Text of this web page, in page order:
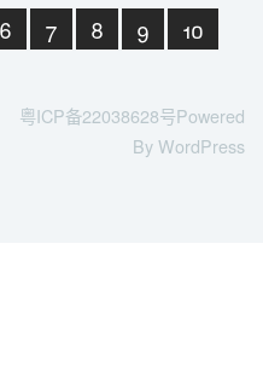
6 7 8 9
10
粤ICP备22038628号Powered
By WordPress